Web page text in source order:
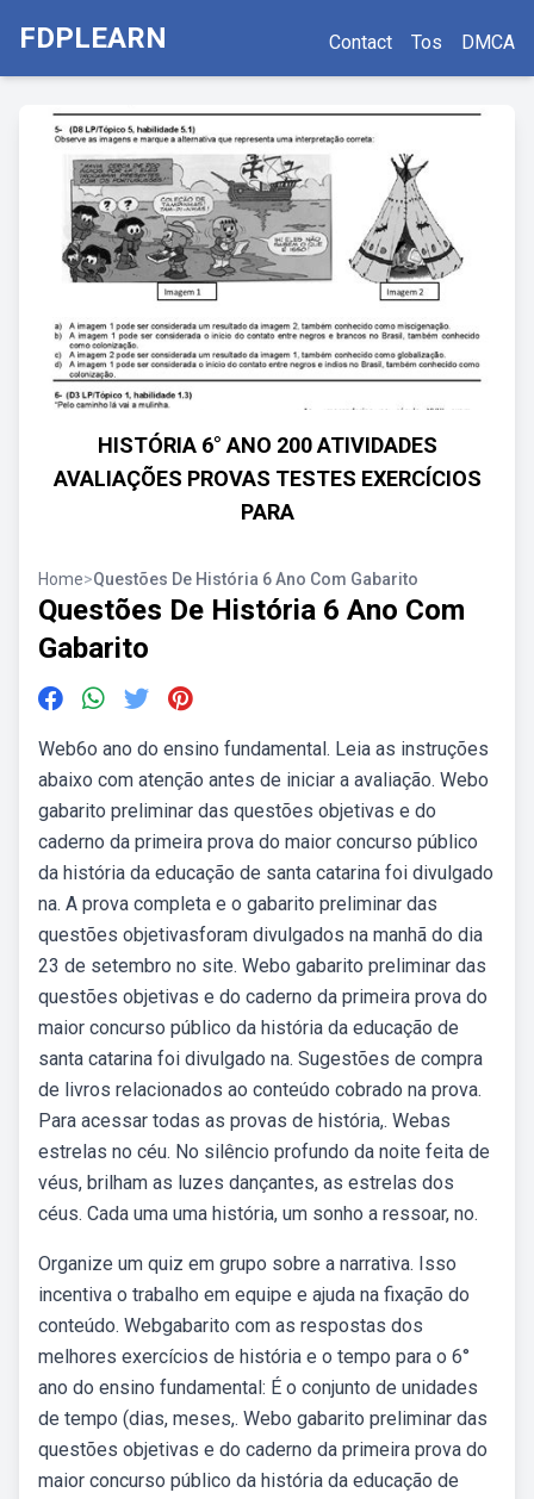
FDPLEARN Contact Tos DMCA
HISTÓRIA 6° ANO 200 ATIVIDADES
AVALIAÇÕES PROVAS TESTES EXERCÍCIOS
PARA
Home>Questões De História 6 Ano Com Gabarito
Questões De História 6 Ano Com
Gabarito
Web6o ano do ensino fundamental. Leia as instruções
abaixo com atenção antes de iniciar a avaliação. Webo
gabarito preliminar das questões objetivas e do
caderno da primeira prova do maior concurso público
da história da educação de santa catarina foi divulgado
na. A prova completa e o gabarito preliminar das
questões objetivasforam divulgados na manhã do dia
23 de setembro no site. Webo gabarito preliminar das
questões objetivas e do caderno da primeira prova do
maior concurso público da história da educação de
santa catarina foi divulgado na. Sugestões de compra
de livros relacionados ao conteúdo cobrado na prova.
Para acessar todas as provas de história,. Webas
estrelas no céu. No silêncio profundo da noite feita de
véus, brilham as luzes dançantes, as estrelas dos
céus. Cada uma uma história, um sonho a ressoar, no.
Organize um quiz em grupo sobre a narrativa. Isso
incentiva o trabalho em equipe e ajuda na fixação do
conteúdo. Webgabarito com as respostas dos
melhores exercícios de história e o tempo para o 6°
ano do ensino fundamental: É o conjunto de unidades
de tempo (dias, meses,. Webo gabarito preliminar das
questões objetivas e do caderno da primeira prova do
maior concurso público da história da educação de